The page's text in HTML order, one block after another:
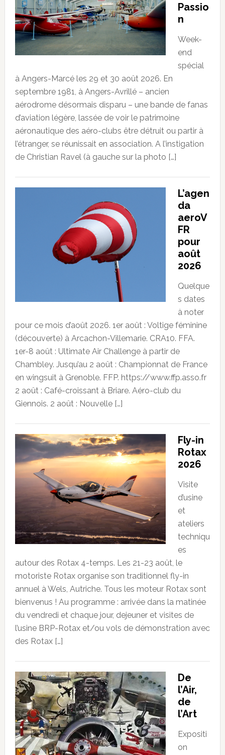
Passio
n
Week-
end
spécial
à Angers-Marcé les 29 et 30 août 2026. En
septembre 1981, à Angers-Avrillé – ancien
aérodrome désormais disparu – une bande de fanas
d’aviation légère, lassée de voir le patrimoine
aéronautique des aéro-clubs être détruit ou partir à
l’étranger, se réunissait en association. A l’instigation
de Christian Ravel (à gauche sur la photo […]
L’agen
da
aeroV
FR
pour
août
2026
Quelque
s dates
à noter
pour ce mois d’août 2026. 1er août : Voltige féminine
(découverte) à Arcachon-Villemarie. CRA10. FFA.
1er-8 août : Ultimate Air Challenge à partir de
Chambley. Jusqu’au 2 août : Championnat de France
en wingsuit à Grenoble. FFP. https://www.ffp.asso.fr
2 août : Café-croissant à Briare. Aéro-club du
Giennois. 2 août : Nouvelle […]
Fly-in
Rotax
2026
Visite
d’usine
et
ateliers
techniqu
es
autour des Rotax 4-temps. Les 21-23 août, le
motoriste Rotax organise son traditionnel fly-in
annuel à Wels, Autriche. Tous les moteur Rotax sont
bienvenus ! Au programme : arrivée dans la matinée
du vendredi et chaque jour, dejeuner et visites de
l’usine BRP-Rotax et/ou vols de démonstration avec
des Rotax […]
De
l’Air,
de
l’Art
Expositi
on